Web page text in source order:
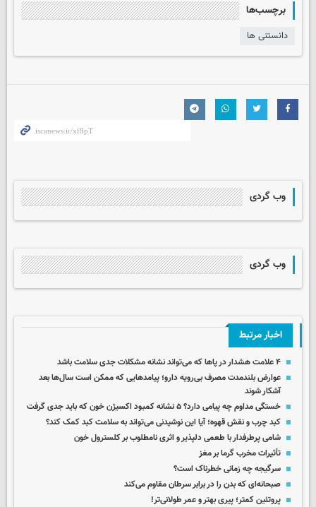
برچسب‌ها
دانستنی ها
وب گردی
وب گردی
اخبار مرتبط
۴ علامت هشدار در پاها که می‌تواند نشانه مشکلات جدی سلامت باشد
عوارض بلندمدت مصرف بی‌رویه دارو؛ پیامدهایی که ممکن است سال‌ها بعد
آشکار شوند
خستگی مداوم چه پیامی دارد؟ ۵ نشانه کمبود اکسیژن خون که باید جدی گرفت
کبد چرب و نقش قهوه؛ آیا این نوشیدنی می‌تواند به سلامت کبد کمک کند؟
شامی پرطرفدار با طعمی دلپذیر و اثری نامطلوب بر کلسترول خون
تأثیرات مخرب گرما بر مغز
سرگیجه چه زمانی خطرناک است؟
صبحانه‌ای که بدن‌ را در برابر سرطان مقاوم‌ می‌کند
پروتئین کمتر؛ پیری بهتر و عمر طولانی‌تر!